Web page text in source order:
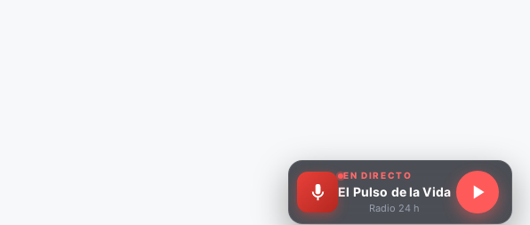
EN DIRECTO
El Pulso de la Vida
Radio 24 h